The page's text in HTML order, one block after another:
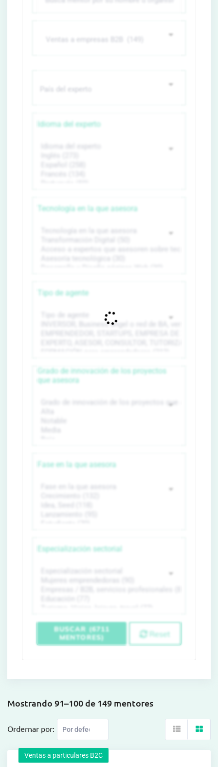
Idioma del experto
Tecnología en la que asesora
Tipo de agente
Grado de innovación de los proyectos
que asesora
Fase en la que asesora
Especialización sectorial
BUSCAR (6711
MENTORES)
Reset
Mostrando 91–100 de 149 mentores
Ordernar por:
Ventas a particulares B2C